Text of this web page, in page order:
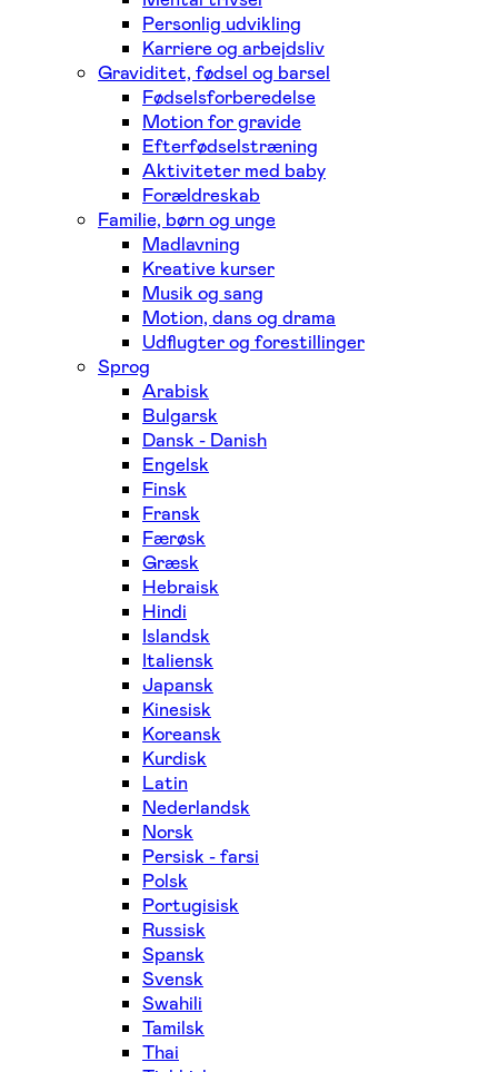
Personlig udvikling
Karriere og arbejdsliv
Graviditet, fødsel og barsel
Fødselsforberedelse
Motion for gravide
Efterfødselstræning
Aktiviteter med baby
Forældreskab
Familie, børn og unge
Madlavning
Kreative kurser
Musik og sang
Motion, dans og drama
Udflugter og forestillinger
Sprog
Arabisk
Bulgarsk
Dansk - Danish
Engelsk
Finsk
Fransk
Færøsk
Græsk
Hebraisk
Hindi
Islandsk
Italiensk
Japansk
Kinesisk
Koreansk
Kurdisk
Latin
Nederlandsk
Norsk
Persisk - farsi
Polsk
Portugisisk
Russisk
Spansk
Svensk
Swahili
Tamilsk
Thai